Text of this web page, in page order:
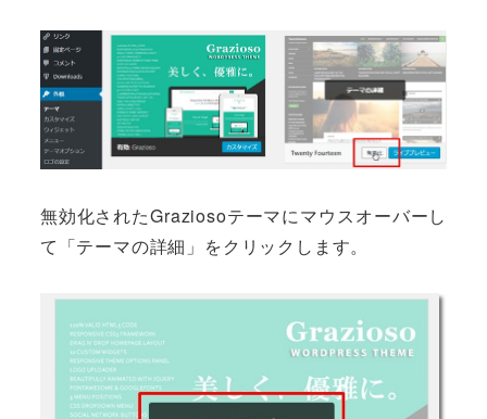
無効化されたGraziosoテーマにマウスオーバーし
て「テーマの詳細」をクリックします。